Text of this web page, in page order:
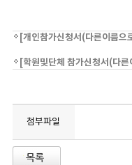
[개인참가신청서(다른이름으
[학원및단체 참가신청서(다
첨부파일